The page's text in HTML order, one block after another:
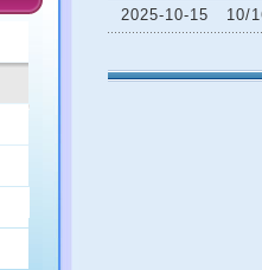
2025-10-15
10/